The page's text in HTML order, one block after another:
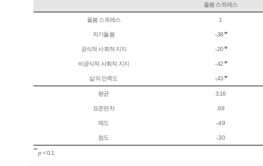
돌봄 스트레스
돌봄 스트레스 1
자기돌봄 -.38 ⃰⃰ ⃰
공식적 사회적 지지 -.20 ⃰⃰ ⃰
비공식적 사회적 지지 -.42 ⃰⃰ ⃰
삶의 만족도 -.43 ⃰⃰ ⃰
평균 3.16
표준편차 .68
왜도 -.49
첨도
-.30
**p< 0.1